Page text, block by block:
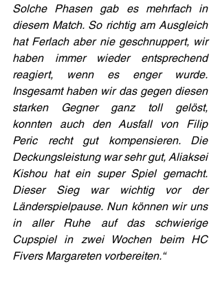
Solche Phasen gab es mehrfach in
diesem Match. So richtig am Ausgleich
hat Ferlach aber nie geschnuppert, wir
haben immer wieder entsprechend
reagiert, wenn es enger wurde.
Insgesamt haben wir das gegen diesen
starken Gegner ganz toll gelöst,
konnten auch den Ausfall von Filip
Peric recht gut kompensieren. Die
Deckungsleistung war sehr gut, Aliaksei
Kishou hat ein super Spiel gemacht.
Dieser Sieg war wichtig vor der
Länderspielpause. Nun können wir uns
in aller Ruhe auf das schwierige
Cupspiel in zwei Wochen beim HC
Fivers Margareten vorbereiten.“